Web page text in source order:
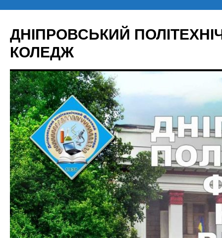
вмісту
ДНІПРОВСЬКИЙ
КОЛЕДЖ